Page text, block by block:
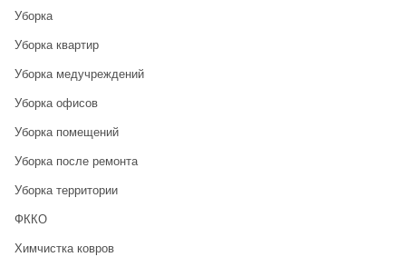
Уборка
Уборка квартир
Уборка медучреждений
Уборка офисов
Уборка помещений
Уборка после ремонта
Уборка территории
ФККО
Химчистка ковров